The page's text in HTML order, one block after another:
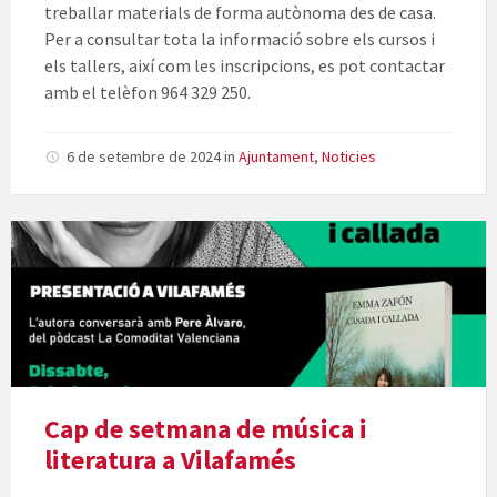
treballar materials de forma autònoma des de casa.
Per a consultar tota la informació sobre els cursos i
els tallers, així com les inscripcions, es pot contactar
amb el telèfon 964 329 250.
6 de setembre de 2024in Ajuntament, Noticies
Cap de setmana de música i
literatura a Vilafamés